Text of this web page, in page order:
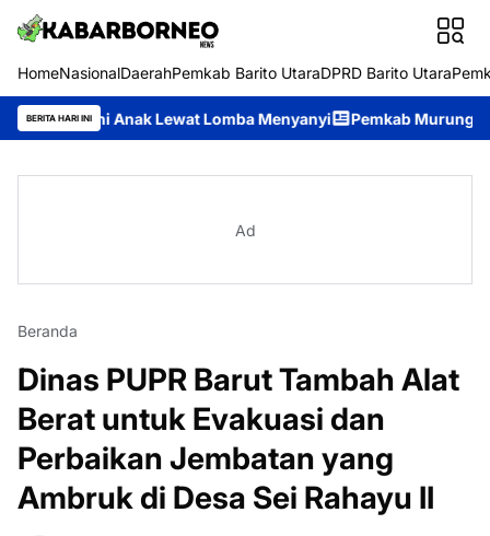
HomeNasionalDaerahPemkab Barito UtaraDPRD Barito Utara
BERITA HARI INI
Anak Lewat Lomba Menyanyi Pemkab Murung Raya Perkuat
Ad
Beranda
Dinas PUPR Barut Tambah Alat
Berat untuk Evakuasi dan
Perbaikan Jembatan yang
Ambruk di Desa Sei Rahayu II